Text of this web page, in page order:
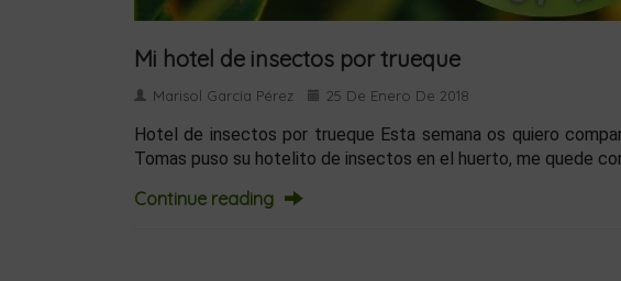
Mi hotel de insectos por trueque
Marisol García Pérez 25 De Enero De 2018
Hotel de insectos por trueque Esta semana os quiero
Tomas puso su hotelito de insectos en el huerto, me quede
Continue reading